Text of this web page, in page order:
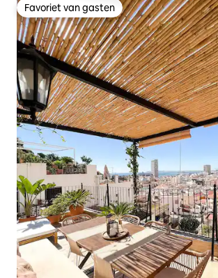
Favoriet van gasten
Favoriet van gasten